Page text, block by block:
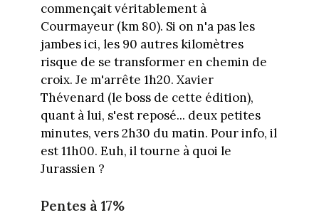
commençait véritablement à
Courmayeur (km 80). Si on n'a pas les
jambes ici, les 90 autres kilomètres
risque de se transformer en chemin de
croix. Je m'arrête 1h20. Xavier
Thévenard (le boss de cette édition),
quant à lui, s'est reposé... deux petites
minutes, vers 2h30 du matin. Pour info, il
est 11h00. Euh, il tourne à quoi le
Jurassien ?
Pentes à 17%